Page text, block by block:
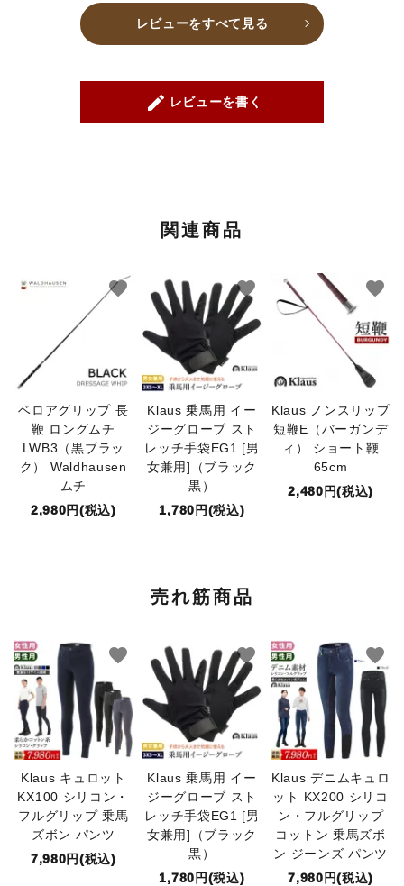
レビューをすべて見る
create レビューを書く
関連商品
ベロアグリップ 長
鞭 ロングムチ
LWB3（黒ブラッ
ク） Waldhausen
ムチ
2,980円(税込)
favorite
Klaus 乗馬用 イー
ジーグローブ スト
レッチ手袋EG1 [男
女兼用]（ブラック
黒）
1,780円(税込)
favorite
Klaus ノンスリップ
短鞭E（バーガンデ
ィ） ショート鞭
65cm
2,480円(税込)
favorite
売れ筋商品
Klaus キュロット
KX100 シリコン・
フルグリップ 乗馬
ズボン パンツ
7,980円(税込)
favorite
Klaus 乗馬用 イー
ジーグローブ スト
レッチ手袋EG1 [男
女兼用]（ブラック
黒）
1,780円(税込)
favorite
Klaus デニムキュロ
ット KX200 シリコ
ン・フルグリップ
コットン 乗馬ズボ
ン ジーンズ パンツ
7,980円(税込)
favorite